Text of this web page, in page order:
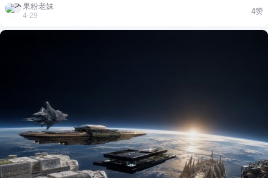
下面这样。 ● 5、聊天消息可多选复制 如果多选聊天页面中的消息,再
点击下方的复制按钮,就可以把这些消息一键复制并能分享给好友。 ●
果粉老妹
4-29
4赞